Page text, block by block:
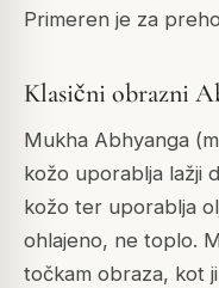
Primeren je za
Klasični obrazni
Mukha Abhyanga
kožo uporablja lažji
kožo ter uporablja
ohlajeno, ne toplo.
točkam obraza, kot